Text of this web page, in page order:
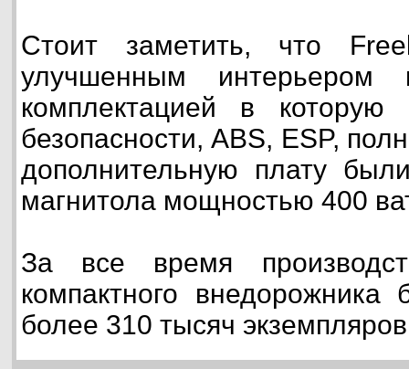
Стоит заметить, что
улучшенным интерьером
комплектацией в
безопасности, ABS, ESP,
дополнительную плату
магнитола мощностью 400
За все время
компактного
более 310 тысяч